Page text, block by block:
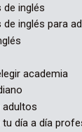
de inglés
de inglés para
academia
adultos
tu día a día